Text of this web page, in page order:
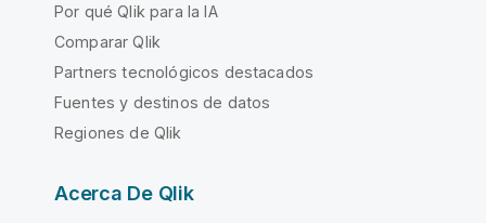
Por qué Qlik para la IA
Comparar Qlik
Partners tecnológicos destacados
Fuentes y destinos de datos
Regiones de Qlik
Acerca De Qlik